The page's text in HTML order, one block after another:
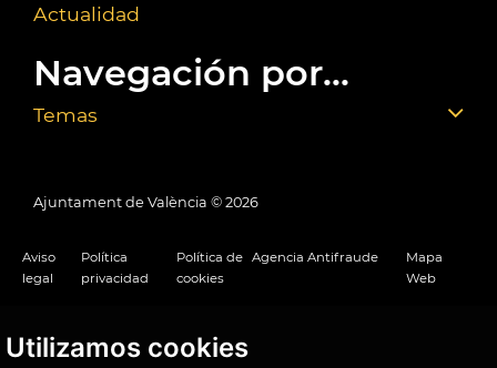
Utilizamos cookies
Actualidad
Navegación por...
Temas
Ajuntament de València © 2026
Aviso
legal
Política
privacidad
Política de
cookies
Agencia Antifraude
Mapa
Web